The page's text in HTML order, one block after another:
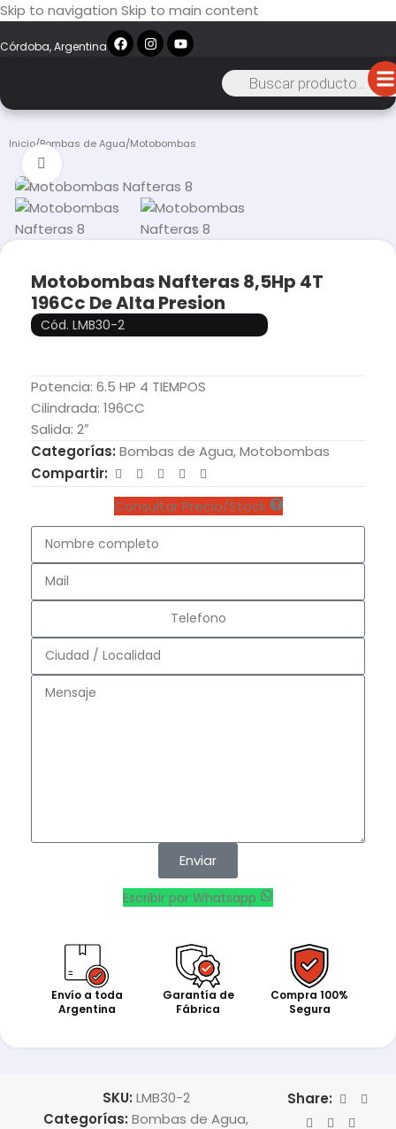
Skip to navigation Skip to main content
Córdoba, Argentina
Inicio/Bombas de Agua/Motobombas
Motobombas Nafteras 8,5Hp 4T
196Cc De Alta Presion
Cód. LMB30-2
Potencia: 6.5 HP 4 TIEMPOS
Cilindrada: 196CC
Salida: 2″
Categorías: Bombas de Agua,Motobombas
Compartir:
Consultar Precio/Stock
Enviar
Escribir por Whatsapp
Envío a toda
Argentina
Garantía de
Fábrica
Compra 100%
Segura
SKU: LMB30-2
Categorías: Bombas de Agua,
Share: